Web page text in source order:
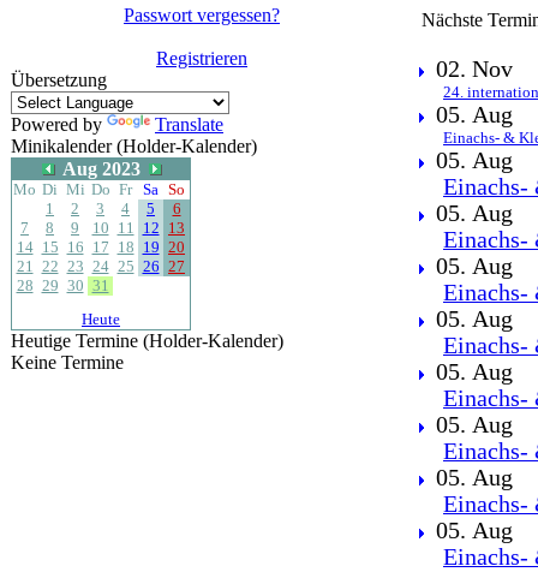
Passwort vergessen?
Registrieren
Übersetzung
Powered by
Translate
Minikalender (Holder-Kalender)
Aug 2023
Mo Di Mi Do Fr Sa So
1
2 3 4 5
6
7
8 9 10 11 12 13
14 15 16 17 18 19 20
21 22 23 24 25 26 27
28 29 30 31
Heute
Heutige Termine (Holder-Kalender)
Keine Termine
Nächste
02. Nov
24.
05. Aug
Einachs- &
05. Aug
Einachs-
05. Aug
Einachs-
05. Aug
Einachs-
05. Aug
Einachs-
05. Aug
Einachs-
05. Aug
Einachs-
05. Aug
Einachs-
05. Aug
Einachs-